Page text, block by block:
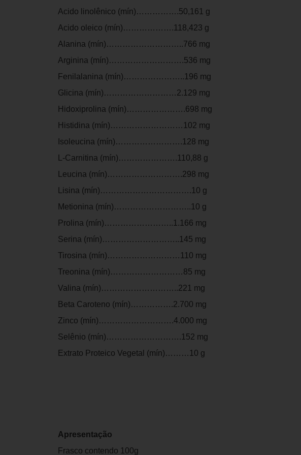
Acido linolênico (mín)…………….50,161 g
Acido oleico (mín)……………….118,423 g
Alanina (mín)………………………..766 mg
Arginina (mín)……………………….536 mg
Fenilalanina (mín)…………………..196 mg
Glicina (mín)………………………2.129 mg
Hidoxiprolina (mín)………………….698 mg
Histidina (mín)………………………102 mg
Isoleucina (mín)…………………….128 mg
L-Carnitina (mín)………………….110,88 g
Leucina (mín)……………………….298 mg
Lisina (mín)…………………………….10 g
Metionina (mín)………………………..10 g
Prolina (mín)……………………..1.166 mg
Serina (mín)………………………..145 mg
Tirosina (mín)………………………110 mg
Treonina (mín)………………………85 mg
Valina (mín)………………………..221 mg
Beta Caroteno (mín)…………….2.700 mg
Zinco (mín)……………………….4.000 mg
Selênio (mín)……………………….152 mg
Extrato Proteico Vegetal (mín)………10 g
Apresentação
Frasco contendo 100g